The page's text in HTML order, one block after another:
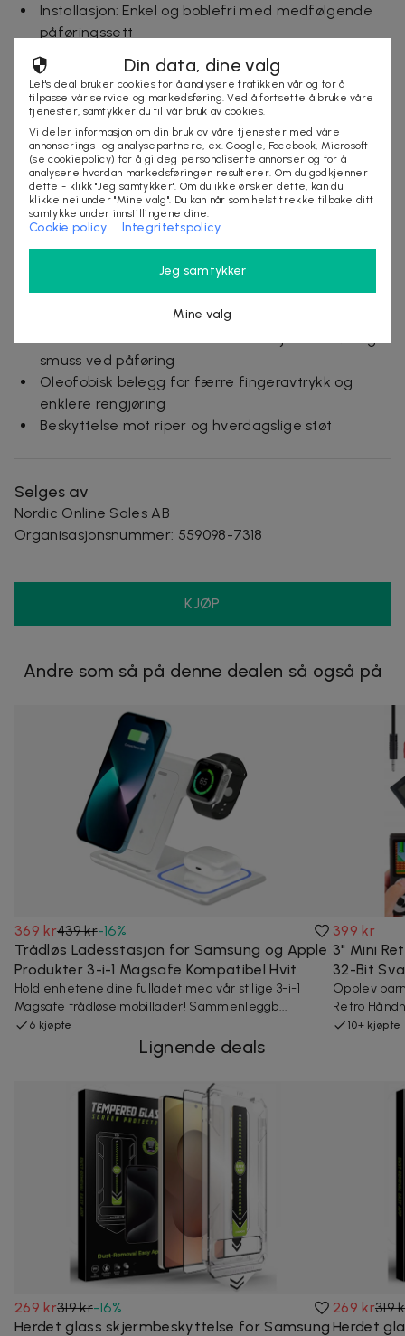
Installasjon: Enkel og boblefri med medfølgende
påføringssett
Tykkelse: 0,25 mm
Antall i pakken: 1 skjermbeskyttelse
Inkludert: Påføringssett (installasjonsbrett) som
automatisk hjelper til med å fjerne støv/smuss,
rengjøringssett
Farge: Transparent
Pakketype: Boks
Ytterligere detaljer
Krystallklart beskyttelse som bevarer bildekvalitet
og fargegjengivelse
Rask og boblefri påføring med medfølgende
easy-install-applikator
smuss ved påføring
Oleofobisk belegg for færre fingeravtrykk og
enklere rengjøring
Beskyttelse mot riper og hverdagslige støt
Selges av
Nordic Online Sales AB
Organisasjonsnummer: 559098-7318
KJØP
Andre som så på denne dealen så også på
369 kr439 kr-16%
Trådløs Ladesstasjon for Samsung og Apple
Produkter 3-i-1 Magsafe Kompatibel Hvit
Hold enhetene dine fulladet med vår stilige 3-i-1
Magsafe trådløse mobillader! Sammenleggb...
6 kjøpte
399 kr
3" Mini
32-Bit
Opplev
Retro
10+ kjøpte
Lignende deals
269 kr319 kr-16%
Herdet glass skjermbeskyttelse for Samsung
269 kr319
Herdet
Din data, dine valg
Let's deal bruker cookies for å analysere trafikken vår og for å
tilpasse vår service og markedsføring. Ved å fortsette å bruke våre
tjenester, samtykker du til vår bruk av cookies.
Vi deler informasjon om din bruk av våre tjenester med våre
annonserings- og analysepartnere, ex. Google, Facebook, Microsoft
(se cookiepolicy) for å gi deg personaliserte annonser og for å
analysere hvordan markedsføringen resulterer. Om du godkjenner
dette - klikk "Jeg samtykker". Om du ikke ønsker dette, kan du
klikke nei under "Mine valg". Du kan når som helst trekke tilbake ditt
samtykke under innstillingene dine.
Cookie policy Integritetspolicy
Jeg samtykker
Mine valg